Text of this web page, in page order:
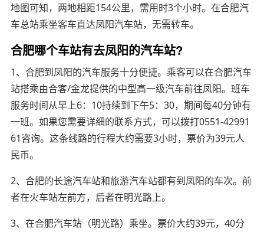
地图可知，两地相距154公里，需用时3个小时。在合肥汽
车总站乘坐客车直达凤阳汽车站，无需转车。
合肥哪个车站有去凤阳的汽车站?
1、合肥到凤阳的汽车服务十分便捷。乘客可以在合肥汽车
站搭乘由合客/金龙提供的中型高一级汽车前往凤阳。班车
服务时间从早上6：10持续到下午5：30，期间每40分钟有
一班。如果您需要详细的联系方式，可以拨打0551-42991
61咨询。这条线路的行程大约需要3小时，票价为39元人
民币。
2、合肥的长途汽车站和旅游汽车站都有到凤阳的车次。前
者在火车站左前方，后者在明光路上。
3、在合肥汽车站（明光路）乘坐。票价大约39元，40分